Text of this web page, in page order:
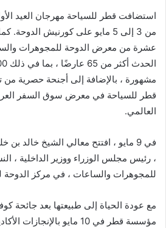
استضافت قطر للسياحة مهرجان العيد
من 3 إلى 5 مايو على كورنيش
مشهورة ، بالإضافة إلى أجنحة حصرية من
قطر للسياحة في معرض سوق السفر
العالمي.
في 9 مايو ، افتتح معالي الشيخ خالد
للمجوهرات والساعات ، في مركز الدوحة